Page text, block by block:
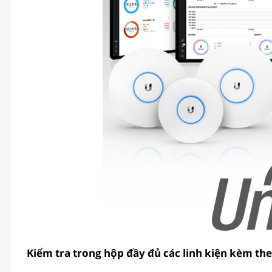
Kiểm tra trong hộp đầy đủ các linh kiện kèm